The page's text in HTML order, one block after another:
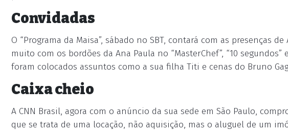
Convidadas
O “Programa da Maisa”, sábado no SBT, contará com as presenças
muito com os bordões da Ana Paula no “MasterChef”, “10
foram colocados assuntos como a sua filha Titi e cenas do Bruno
Caixa cheio
A CNN Brasil, agora com o anúncio da sua sede em São Paulo,
que se trata de uma locação, não aquisição, mas o aluguel de um